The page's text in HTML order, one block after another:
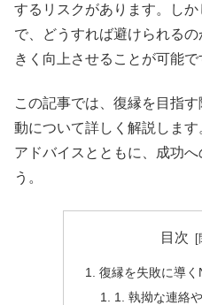
するリスクがあります。し
で、どうすれば避けられる
きく向上させることが可能で
この記事では、復縁を目指
動について詳しく解説しま
アドバイスとともに、成功
う。
目次
復縁を失敗に導く
1. 執拗な連絡